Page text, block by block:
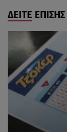
ΔΕΙΤΕ ΕΠΙΣΗΣ